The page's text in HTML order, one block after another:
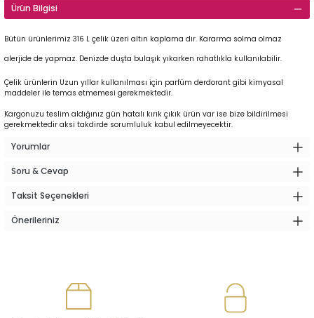
Ürün Bilgisi
Bütün ürünlerimiz 316 L çelik üzeri altın kaplama dır. Kararma solma olmaz
alerjide de yapmaz. Denizde duşta bulaşık yıkarken rahatlıkla kullanılabilir.
Çelik ürünlerin Uzun yıllar kullanılması için parfüm derdorant gibi kimyasal
maddeler ile temas etmemesi gerekmektedir.
Kargonuzu teslim aldığınız gün hatalı kırık çıkık ürün var ise bize bildirilmesi
gerekmektedir aksi takdirde sorumluluk kabul edilmeyecektir.
Yorumlar
Soru & Cevap
Taksit Seçenekleri
Önerileriniz